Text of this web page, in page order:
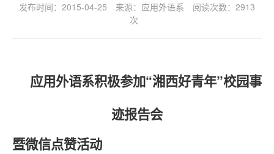
发布时间：2015-04-25 来源：应用外语系 阅读次数： 2913
次
应用外语系积极参加“湘西好青年”校园事
迹报告会
暨微信点赞活动